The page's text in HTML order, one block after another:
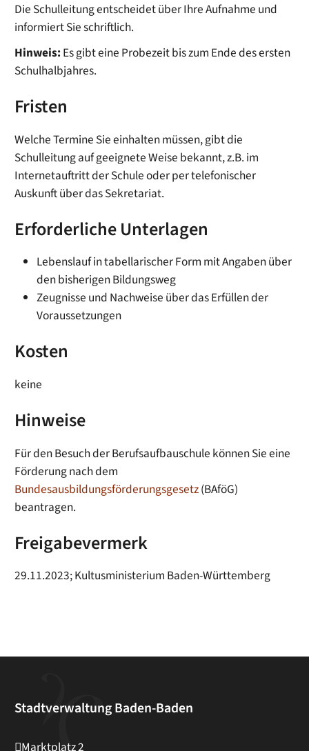
Die Schulleitung entscheidet über Ihre Aufnahme und
informiert Sie schriftlich.
Hinweis: Es gibt eine Probezeit bis zum Ende des ersten
Schulhalbjahres.
Fristen
Welche Termine Sie einhalten müssen, gibt die
Schulleitung auf geeignete Weise bekannt, z.B. im
Internetauftritt der Schule oder per telefonischer
Auskunft über das Sekretariat.
Erforderliche Unterlagen
Lebenslauf in tabellarischer Form mit Angaben über
den bisherigen Bildungsweg
Zeugnisse und Nachweise über das Erfüllen der
Voraussetzungen
Kosten
keine
Hinweise
Für den Besuch der Berufsaufbauschule können Sie eine
Förderung nach dem
Bundesausbildungsförderungsgesetz(BAföG)
beantragen.
Freigabevermerk
29.11.2023; Kultusministerium Baden-Württemberg
Stadtverwaltung Baden-Baden
Marktplatz 2